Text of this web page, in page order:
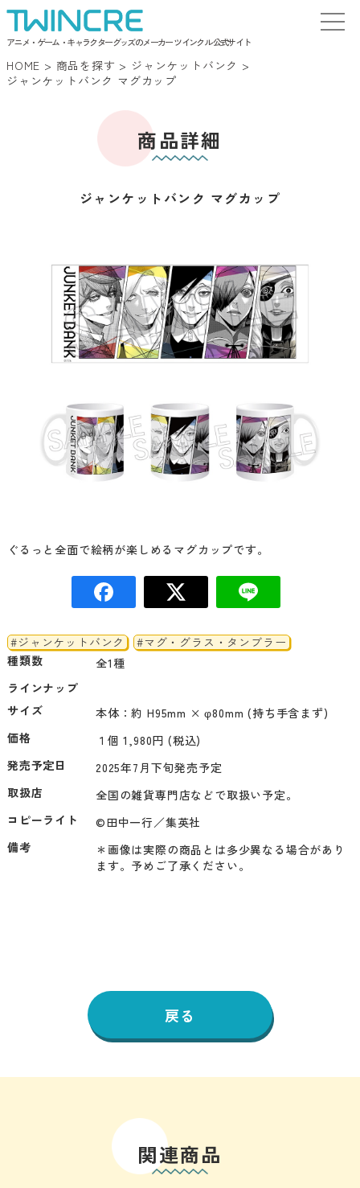
アニメ・ゲーム・キャラクターグッズのメーカー ツインクル 公式サイト
HOME > 商品を探す > ジャンケットバンク >
ジャンケットバンク マグカップ
商品詳細
ジャンケットバンク マグカップ
ぐるっと全面で絵柄が楽しめるマグカップです。
#ジャンケットバンク
#マグ・グラス・タンブラー
種類数
全1種
ラインナップ
サイズ
本体：約 H95mm × φ80mm (持ち手含まず)
価格
１個 1,980円 (税込)
発売予定日
2025年7月下旬発売予定
取扱店
全国の雑貨専門店などで取扱い予定。
コピーライト
©田中一行／集英社
備考
＊画像は実際の商品とは多少異なる場合があり
ます。予めご了承ください。
戻る
関連商品